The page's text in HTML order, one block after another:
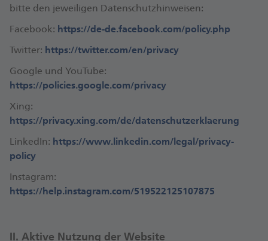
bitte den jeweiligen Datenschutzhinweisen:
Facebook: https://de-de.facebook.com/policy.php
Twitter: https://twitter.com/en/privacy
Google und YouTube:
https://policies.google.com/privacy
Xing:
https://privacy.xing.com/de/datenschutzerklaerung
LinkedIn: https://www.linkedin.com/legal/privacy-
policy
Instagram:
https://help.instagram.com/519522125107875
II. Aktive Nutzung der Website